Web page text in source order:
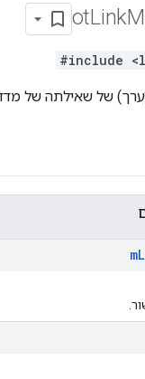
otLink
#include
של שאילתה של
m